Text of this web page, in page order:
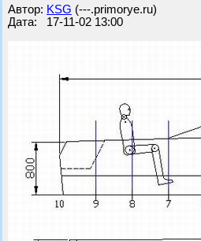
Автор: KSG (---.primorye.ru)
Дата: 17-11-02 13:00